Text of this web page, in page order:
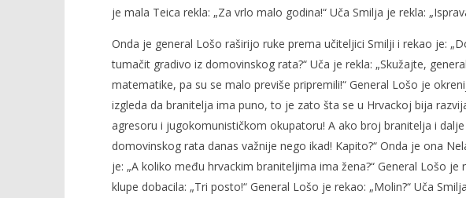
je mala Teica rekla: „Za vrlo malo godina!“ Uča Smilja je rekla:
Onda je general Lošo raširijo ruke prema učiteljici Smilji i rekao je:
tumačit gradivo iz domovinskog rata?“ Uča je rekla: „Skužajte,
matematike, pa su se malo previše pripremili!“ General Lošo je
izgleda da branitelja ima puno, to je zato šta se u Hrvackoj bija
agresoru i jugokomunističkom okupatoru! A ako broj branitelja i
domovinskog rata danas važnije nego ikad! Kapito?“ Onda je ona
je: „A koliko među hrvackim braniteljima ima žena?“ General Lošo
klupe dobacila: „Tri posto!“ General Lošo je rekao: „Molin?“ Uča